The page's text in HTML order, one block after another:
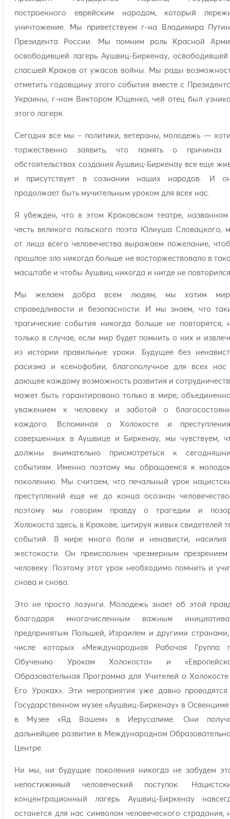
построенного еврейским народом, который
уничтожение. Мы приветствуем г-на Владимира
Президента России. Мы помним роль Красной
освободившей лагерь Аушвиц-Биркенау,
спасшей Краков от ужасов войны. Мы рады
отметить годовщину этого события вместе с
Украины, г-ном Виктором Ющенко, чей отец был
этого лагеря.
Сегодня все мы – политики, ветераны, молодежь —
торжественно заявить, что память о причинах
обстоятельствах создания Аушвиц-Биркенау все еще
и присутствует в сознании наших народов. И
продолжает быть мучительным уроком для всех нас.
Я убежден, что в этом Краковском театре,
честь великого польского поэта Юлиуша Словацкого,
от лица всего человечества выражаем пожелание,
прошлое зло никогда больше не восторжествовало в
масштабе и чтобы Аушвиц никогда и нигде не
Мы желаем добра всем людям, мы хотим
справедливости и безопасности. И мы знаем, что
трагические события никогда больше не повторятся,
только в случае, если мир будет помнить о них и
из истории правильные уроки. Будущее без
расизма и ксенофобии, благополучное для всех
дающее каждому возможность развития и
может быть гарантировано только в мире,
уважением к человеку и заботой о
каждого. Вспоминая о Холокосте и
совершенных в Аушвице и Биркенау, мы чувствуем,
должны внимательно присмотреться к
событиям. Именно поэтому мы обращаемся к
поколению. Мы считаем, что печальный урок
преступлений еще не до конца осознан
поэтому мы говорим правду о трагедии и
Холокоста здесь, в Кракове, цитируя живых свидетелей
событий. В мире много боли и ненависти,
жестокости. Он преисполнен чрезмерным
человеку. Поэтому этот урок необходимо помнить и
снова и снова.
Это не просто лозунги. Молодежь знает об этой
благодаря многочисленным важным
предпринятым Польшей, Израилем и другими
числе которых «Международная Рабочая Группа
Обучению Урокам Холокоста» и
Образовательная Программа для Учителей о
Его Уроках». Эти мероприятия уже давно
Государственном музее «Аушвиц-Биркенау» в
в Музее «Яд Вашем» в Иерусалиме. Они
дальнейшее развитие в Международном
Центре.
Ни мы, ни будущие поколения никогда не забудем
непостижимый человеческий поступок.
концентрационный лагерь Аушвиц-Биркенау
останется для нас символом человеческого страдания,